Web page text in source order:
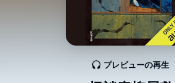
プレビューの再生